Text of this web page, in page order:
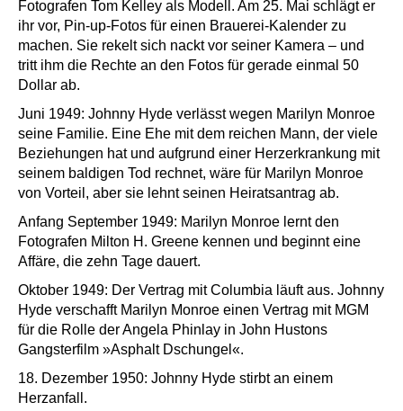
Fotografen Tom Kelley als Modell. Am 25. Mai schlägt er
ihr vor, Pin-up-Fotos für einen Brauerei-Kalender zu
machen. Sie rekelt sich nackt vor seiner Kamera – und
tritt ihm die Rechte an den Fotos für gerade einmal 50
Dollar ab.
Juni 1949: Johnny Hyde verlässt wegen Marilyn Monroe
seine Familie. Eine Ehe mit dem reichen Mann, der viele
Beziehungen hat und aufgrund einer Herzerkrankung mit
seinem baldigen Tod rechnet, wäre für Marilyn Monroe
von Vorteil, aber sie lehnt seinen Heiratsantrag ab.
Anfang September 1949: Marilyn Monroe lernt den
Fotografen Milton H. Greene kennen und beginnt eine
Affäre, die zehn Tage dauert.
Oktober 1949: Der Vertrag mit Columbia läuft aus. Johnny
Hyde verschafft Marilyn Monroe einen Vertrag mit MGM
für die Rolle der Angela Phinlay in John Hustons
Gangsterfilm »Asphalt Dschungel«.
18. Dezember 1950: Johnny Hyde stirbt an einem
Herzanfall.